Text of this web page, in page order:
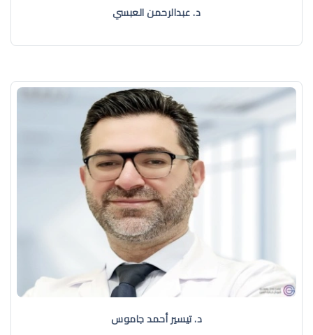
د. عبدالرحمن العبسي
د. تيسير أحمد جاموس